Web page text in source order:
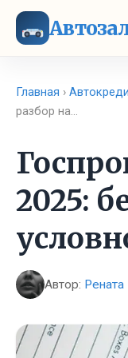
Главная ›
разбор на…
2025:
Автор: